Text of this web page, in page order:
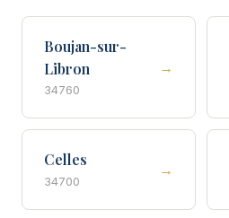
Boujan-sur-
Libron
34760
→
Celles
34700
→